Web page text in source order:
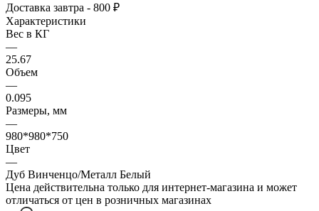
Доставка завтра - 800 ₽
Характеристики
Вес в КГ
—
25.67
Объем
—
0.095
Размеры, мм
—
980*980*750
Цвет
—
Дуб Винченцо/Металл Белый
Цена действительна только для интернет-магазина и может
отличаться от цен в розничных магазинах